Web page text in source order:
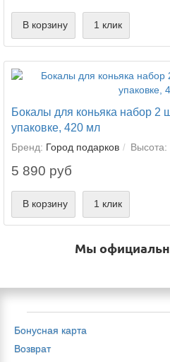
В корзину 1 клик
Бокалы для коньяка набор 2
упаковке, 420 мл
Бренд: Город подарков Высота:
5 890 руб
В корзину 1 клик
Мы
Бонусная карта
Возврат